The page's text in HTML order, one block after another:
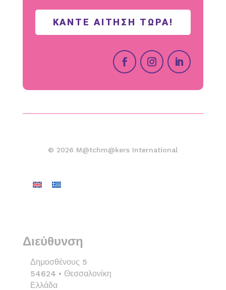
ΚΆΝΤΕ ΑΊΤΗΣΗ ΤΏΡΑ!
© 2026 M@tchm@kers International
Διεύθυνση
Δημοσθένους 5
54624 • Θεσσαλονίκη
Ελλάδα